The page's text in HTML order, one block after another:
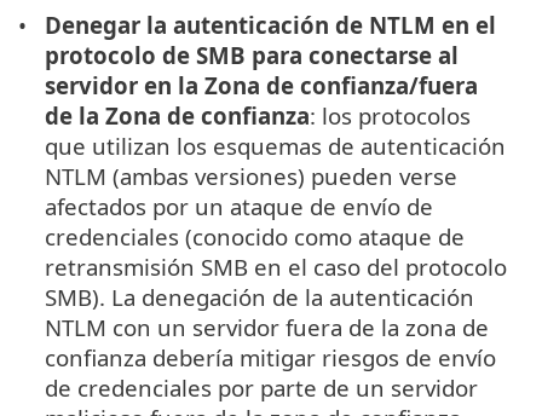
Denegar la autenticación de NTLM en el
protocolo de SMB para conectarse al
servidor en la Zona de confianza/fuera
de la Zona de confianza: los protocolos
que utilizan los esquemas de autenticación
NTLM (ambas versiones) pueden verse
afectados por un ataque de envío de
credenciales (conocido como ataque de
retransmisión SMB en el caso del protocolo
SMB). La denegación de la autenticación
NTLM con un servidor fuera de la zona de
confianza debería mitigar riesgos de envío
de credenciales por parte de un servidor